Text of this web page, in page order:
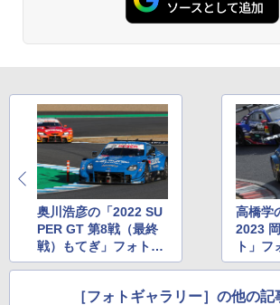
奥川浩彦の「2022 SU
PER GT 第8戦（最終
戦）もてぎ」フォトギ
ャラリー
高橋学
2023
ト」フ
［フォトギャラリー］の他の記